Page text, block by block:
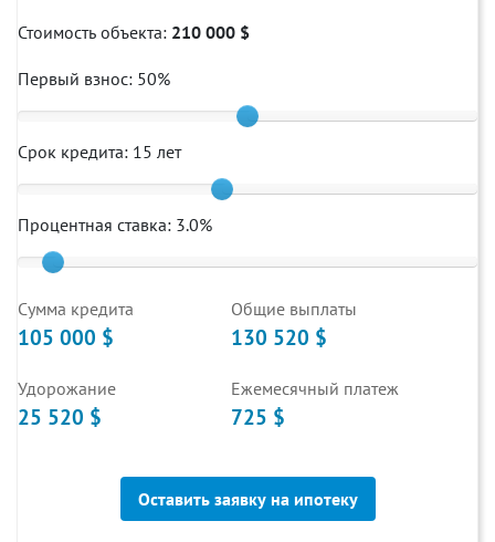
Стоимость объекта: 210 000 $
Первый взнос: 50%
Срок кредита: 15 лет
Процентная ставка: 3.0%
Cумма кредита
105 000 $
Общие выплаты
130 520 $
Удорожание
25 520 $
Ежемесячный платеж
725 $
Оставить заявку на ипотеку